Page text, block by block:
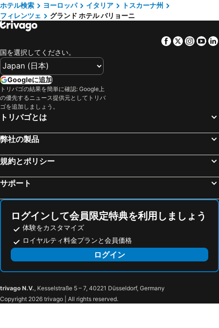
ホテル検索
ヨーロッパ イタリア
トスカーナ州
フィレンツェ
グランド ホテル バリョーニ
Facebook
Twitter
国を選択してください。
Googleに追加
トリバゴの結果を簡単に確認: Google上
の優先するニュース提供元としてトリバ
ゴを追加しましょう。
トリバゴとは
弊社の製品
規約とポリシー
サポート
ログインして会員限定特典を利用しましょう
体験をカスタマイズ
ロイヤルティ料金プランと会員価格
ログイン
trivago N.V., Kesselstraße 5 – 7, 40221 Düsseldorf, Germany
Copyright 2026 trivago | All rights reserved.